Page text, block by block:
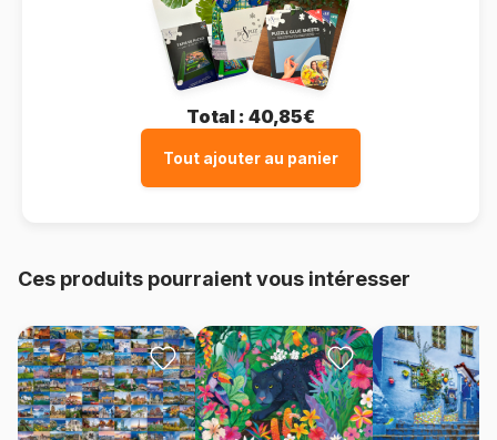
Total : 40,85€
Tout ajouter au panier
Ces produits pourraient vous intéresser